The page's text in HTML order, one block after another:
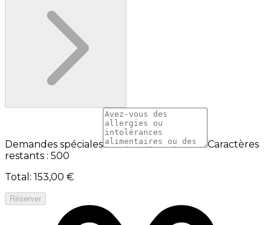
Demandes spéciales
Caractères
restants : 500
Total : 153,00 €
Réserver